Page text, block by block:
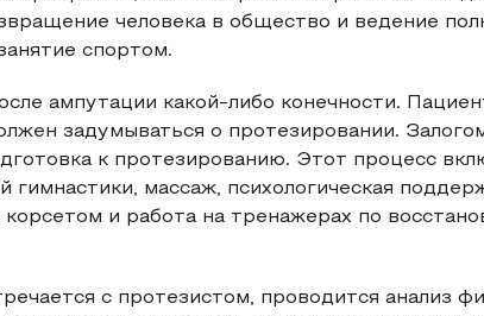
человека в общество и ведение
спортом.
ампутации какой-либо конечности.
задумываться о протезировании.
к протезированию. Этот процесс
гимнастики, массаж, психологическая
и работа на тренажерах по
с протезистом, проводится анализ